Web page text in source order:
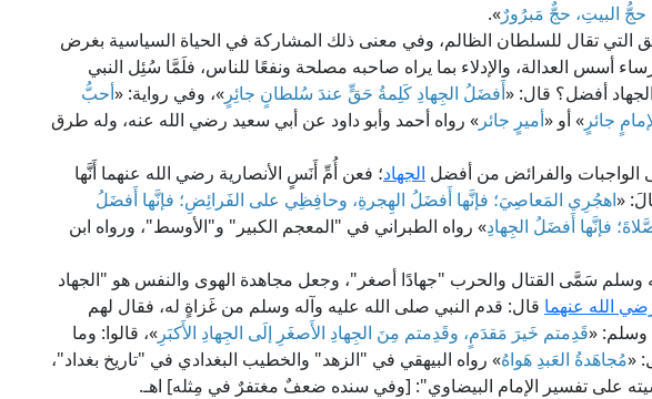
حجُّ البيتِ، حجٌّ مَبرُورٌ».
التي تقال للسلطان الظالم، وفي معنى ذلك المشاركة في الحياة السياسية بغرض
أسس العدالة، والإدلاء بما يراه صاحبه مصلحة ونفعًا للناس، فلَمَّا سُئِل النبي
أفضل؟ قال: «أَفضَلُ الجِهادِ كَلِمةُ حَقٍّ عندَ سُلطانٍ جائِرٍ »، وفي رواية: «أحبُّ
جائرٍ » أو «أميرٍ جائر » رواه أحمد وأبو داود عن أبي سعيد رضي الله عنه، وله طرق
والفرائض من أفضل الجهاد؛ فعن أُمِّ أَنَسٍ الأنصارية رضي الله عنهما أَنَّها
«اهجُرِي المَعاصِيَ؛ فإنَّها أَفضَلُ الهِجرةِ، وحافِظِي على الفَرائِضِ؛ فإنَّها أَفضَلُ
فإنَّها أَفضَلُ الجِهادِ» رواه الطبراني في "المعجم الكبير" و"الأوسط"، ورواه ابن
وسلم سَمَّى القتال والحرب "جهادًا أصغر"، وجعل مجاهدة الهوى والنفس هو "الجهاد
الله عنهما قال: قدم النبي صلى الله عليه وآله وسلم من غَزاةٍ له، فقال لهم
وسلم: «قَدِمتم خَيرَ مَقدَمٍ، وقَدِمتم مِنَ الجِهادِ الأَصغَرِ إلَى الجِهادِ الأَكبَرِ »، قالوا: وما
«مُجاهَدةُ العَبدِ هَواهُ» رواه البيهقي في "الزهد" والخطيب البغدادي في "تاريخ بغداد"،
على تفسير الإمام البيضاوي": [وفي سنده ضعفٌ مغتفرٌ في مِثله] اهـ.